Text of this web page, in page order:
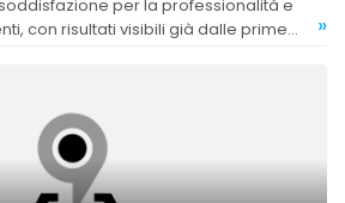
con risultati visibili già dalle prime
»